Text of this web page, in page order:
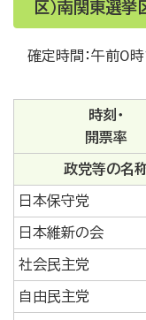
区）南関東選挙
確定時間：午前0
時刻・
開票率
政党等の名
日本保守党
日本維新の会
社会民主党
自由民主党